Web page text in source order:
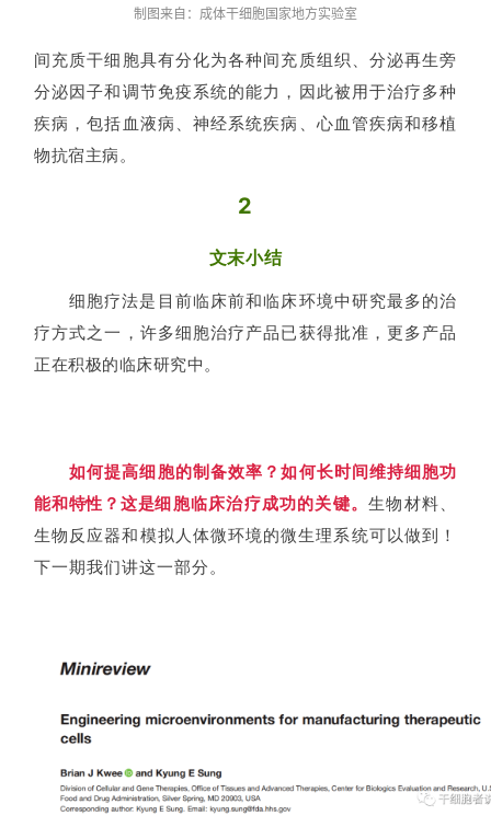
制图来自：成体干细胞国家地方实验室
间充质干细胞具有分化为各种间充质组织、分泌再生旁
分泌因子和调节免疫系统的能力，因此被用于治疗多种
疾病，包括血液病、神经系统疾病、心血管疾病和移植
物抗宿主病。
2
文末小结
细胞疗法是目前临床前和临床环境中研究最多的治
疗方式之一，许多细胞治疗产品已获得批准，更多产品
正在积极的临床研究中。
如何提高细胞的制备效率？如何长时间维持细胞功
能和特性？这是细胞临床治疗成功的关键。生物材料、
生物反应器和模拟人体微环境的微生理系统可以做到！
下一期我们讲这一部分。